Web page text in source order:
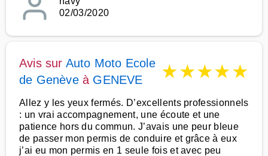
02/03/2020
Avis sur Auto Moto Ecole
de Genèveà GENEVE ★★★★★
Allez y les yeux fermés. D’excellents professionnels
: un vrai accompagnement, une écoute et une
patience hors du commun. J’avais une peur bleue
de passer mon permis de conduire et grâce à eux
j’ai eu mon permis en 1 seule fois et avec peu